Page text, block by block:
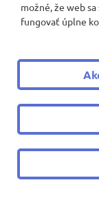
možné, že web
fungovať úplne